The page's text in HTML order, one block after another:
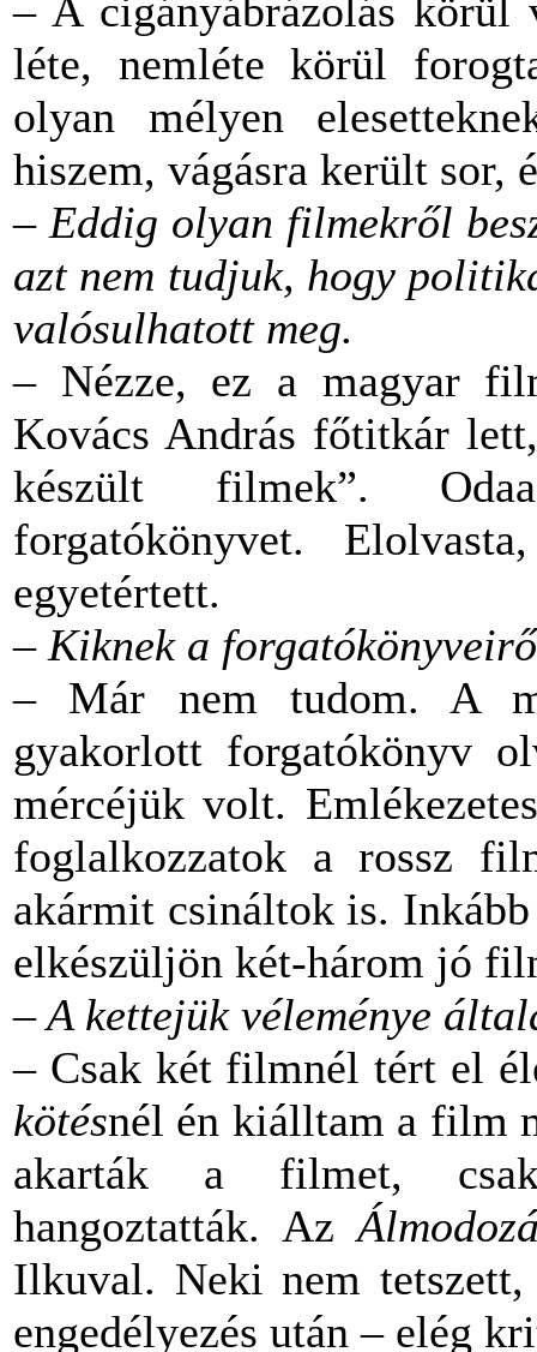
– A cigányábrázolás
léte, nemléte körül
olyan mélyen
hiszem, vágásra került
– Eddig olyan filmekről
azt nem tudjuk, hogy
valósulhatott meg.
– Nézze, ez a magyar
Kovács András főtitkár
készült filmek”.
forgatókönyvet.
egyetértett.
– Kiknek a
– Már nem tudom. A
gyakorlott forgatókönyv
mércéjük volt.
foglalkozzatok a rossz
akármit csináltok is.
elkészüljön két-három jó
– A kettejük véleménye
– Csak két filmnél tért el
kötésnél én kiálltam a film
akarták a filmet, csak
hangoztatták. Az
Ilkuval. Neki nem
engedélyezés után – elég